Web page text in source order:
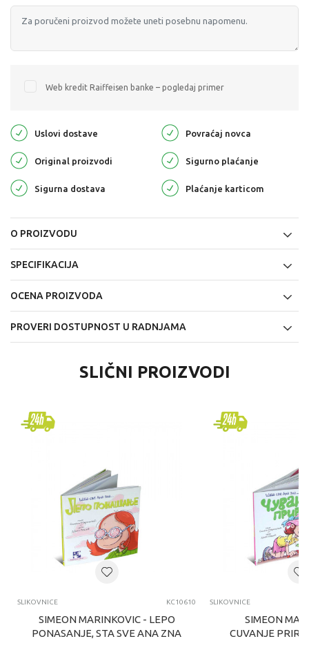
Web kredit Raiffeisen banke – pogledaj primer
Uslovi dostave Povraćaj novca
Original proizvodi Sigurno plaćanje
Sigurna dostava Plaćanje karticom
O PROIZVODU
SPECIFIKACIJA
OCENA PROIZVODA
PROVERI DOSTUPNOST U RADNJAMA
SLIČNI PROIZVODI
SLIKOVNICE KC10610
SIMEON MARINKOVIC - LEPO
PONASANJE, STA SVE ANA ZNA
SLIKOVNICE
SIMEON
CUVANJE